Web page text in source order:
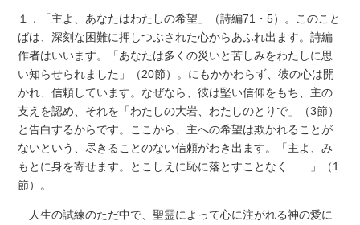
１．「主よ、あなたはわたしの希望」（詩編71・5）。このこと
ばは、深刻な困難に押しつぶされた心からあふれ出ます。詩編
作者はいいます。「あなたは多くの災いと苦しみをわたしに思
い知らせられました」（20節）。にもかかわらず、彼の心は開
かれ、信頼しています。なぜなら、彼は堅い信仰をもち、主の
支えを認め、それを「わたしの大岩、わたしのとりで」（3節）
と告白するからです。ここから、主への希望は欺かれることが
ないという、尽きることのない信頼がわき出ます。「主よ、み
もとに身を寄せます。とこしえに恥に落とすことなく……」（1
節）。
人生の試練のただ中で、聖霊によって心に注がれる神の愛に